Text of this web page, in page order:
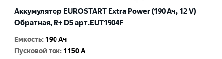
Аккумулятор EUROSTART Extra Power (190 Ач, 12 V)
Обратная, R+ D5 арт.EUT1904F
Емкость: 190 Ач
Пусковой ток: 1150 A